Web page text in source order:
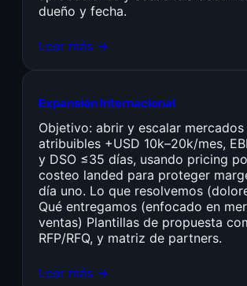
dueño y fecha.
Leer más →
Expansión Internacional
Objetivo: abrir y escalar
atribuibles +USD 10k–20k/mes,
y DSO ≤35 días, usando pricing
costeo landed para proteger
día uno. Lo que resolvemos
Qué entregamos (enfocado en
ventas) Plantillas de propuesta
RFP/RFQ, y matriz de partners.
Leer más →